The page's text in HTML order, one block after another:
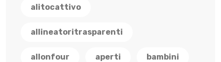
alitocattivo
allineatoritrasparenti
allonfour aperti bambini